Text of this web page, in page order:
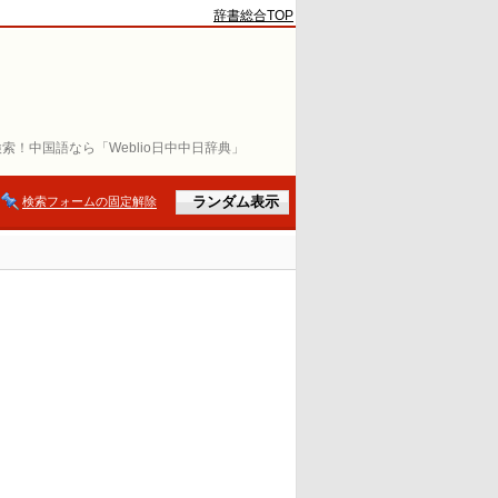
！中国語なら「Weblio日中中日辞典」
辞書総合TOP
検索フォームの固定解除